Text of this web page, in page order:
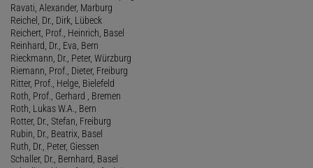
Ravati, Alexander, Marburg
Reichel, Dr., Dirk, Lübeck
Reichert, Prof., Heinrich, Basel
Reinhard, Dr., Eva, Bern
Rieckmann, Dr., Peter, Würzburg
Riemann, Prof., Dieter, Freiburg
Ritter, Prof., Helge, Bielefeld
Roth, Prof., Gerhard , Bremen
Roth, Lukas W.A., Bern
Rotter, Dr., Stefan, Freiburg
Rubin, Dr., Beatrix, Basel
Ruth, Dr., Peter, Giessen
Schaller, Dr., Bernhard, Basel